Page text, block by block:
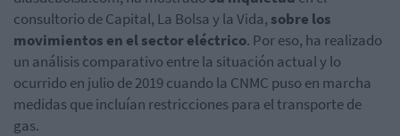
consultorio de Capital, La Bolsa y la Vida, sobre los
movimientos en el sector eléctrico. Por eso, ha realizado
un análisis comparativo entre la situación actual y lo
ocurrido en julio de 2019 cuando la CNMC puso en marcha
medidas que incluían restricciones para el transporte de
gas.